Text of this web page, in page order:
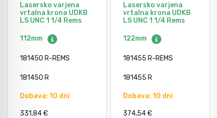
Lasersko varjena
vrtalna krona UDKB
LS UNC 1 1/4 Rems
112mm
181450 R-REMS
181450 R
Dobava: 10 dni
331,84 €
Lasersko varjena
vrtalna krona UDKB
LS UNC 1 1/4 Rems
122mm
181455 R-REMS
181455 R
Dobava: 10 dni
374,54 €